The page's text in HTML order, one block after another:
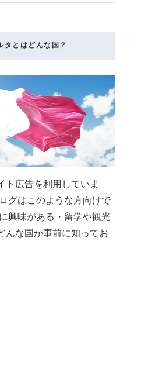
タとはどんな国？
広告を利用していま
グはこのような方向けで
興味がある・留学や観光
んな国か事前に知ってお